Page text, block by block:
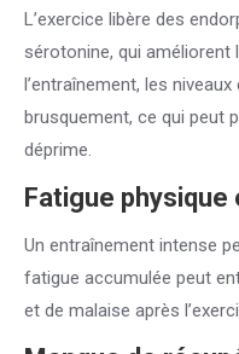
L’exercice libère des
sérotonine, qui améliorent
l’entraînement, les
brusquement, ce qui peut
déprime.
Fatigue physique
Un entraînement intense
fatigue accumulée peut
et de malaise après